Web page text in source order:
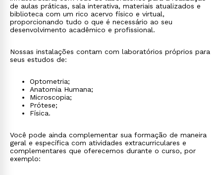
de aulas práticas, sala interativa, materiais atualizados e
biblioteca com um rico acervo físico e virtual,
proporcionando tudo o que é necessário ao seu
desenvolvimento acadêmico e profissional.
Nossas instalações contam com laboratórios próprios para
seus estudos de:
Optometria;
Anatomia Humana;
Microscopia;
Prótese;
Física.
Você pode ainda complementar sua formação de maneira
geral e específica com atividades extracurriculares e
complementares que oferecemos durante o curso, por
exemplo: